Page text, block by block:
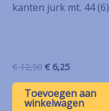
kanten jurk mt. 44 (6)
€12,50 Oorspronkelijke
was:
€ 12,50.
€ 6,25Huidige
is:
€ 6,25.
Toevoegen aan
winkelwagen